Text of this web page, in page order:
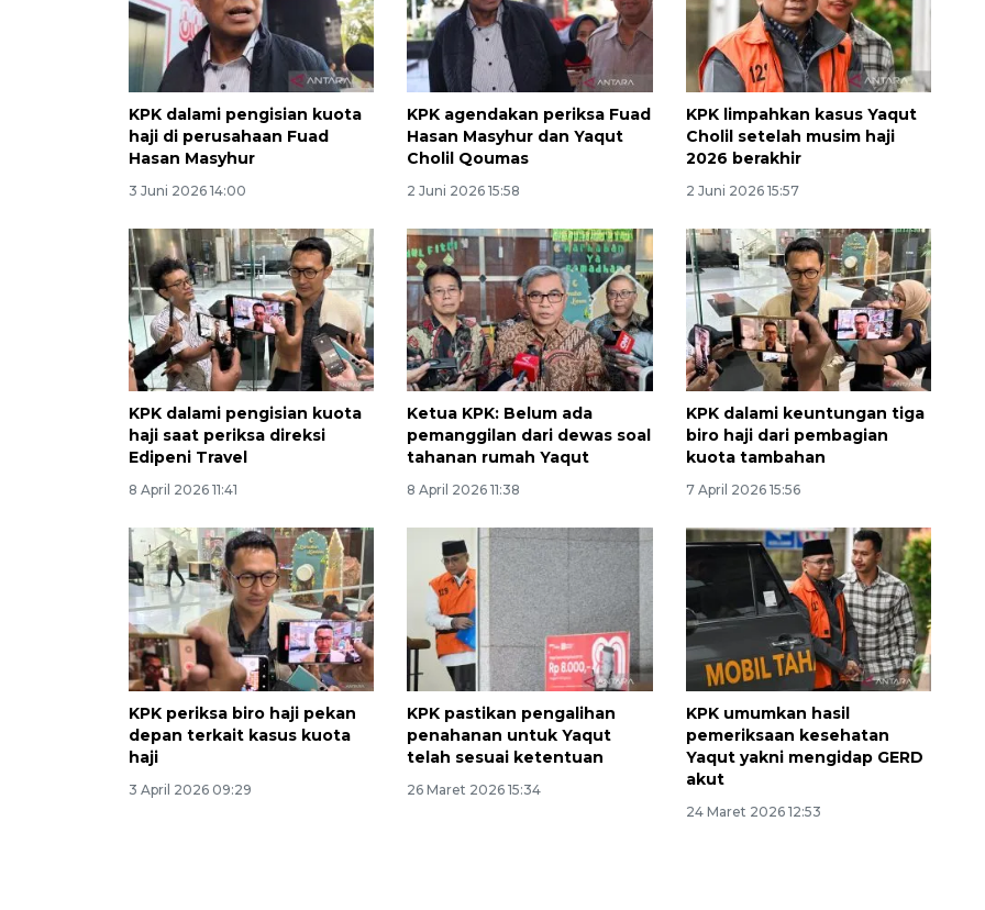
KPK dalami pengisian kuota
haji di perusahaan Fuad
Hasan Masyhur
3 Juni 2026 14:00
KPK agendakan periksa Fuad
Hasan Masyhur dan Yaqut
Cholil Qoumas
2 Juni 2026 15:58
KPK limpahkan kasus Yaqut
Cholil setelah musim haji
2026 berakhir
2 Juni 2026 15:57
KPK dalami pengisian kuota
haji saat periksa direksi
Edipeni Travel
8 April 2026 11:41
Ketua KPK: Belum ada
pemanggilan dari dewas soal
tahanan rumah Yaqut
8 April 2026 11:38
KPK dalami keuntungan tiga
biro haji dari pembagian
kuota tambahan
7 April 2026 15:56
KPK periksa biro haji pekan
depan terkait kasus kuota
haji
3 April 2026 09:29
KPK pastikan pengalihan
penahanan untuk Yaqut
telah sesuai ketentuan
26 Maret 2026 15:34
KPK umumkan hasil
pemeriksaan kesehatan
Yaqut yakni mengidap GERD
akut
24 Maret 2026 12:53
Sinyal positif perekonomian
Indonesia